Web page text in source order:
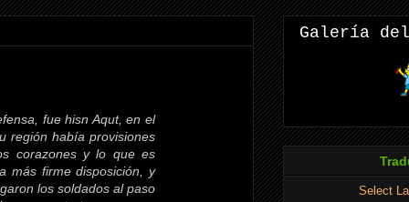
fue hisn Aqut, en el
región había provisiones
corazones y lo que es
más firme disposición, y
los soldados al paso
Galería
Select